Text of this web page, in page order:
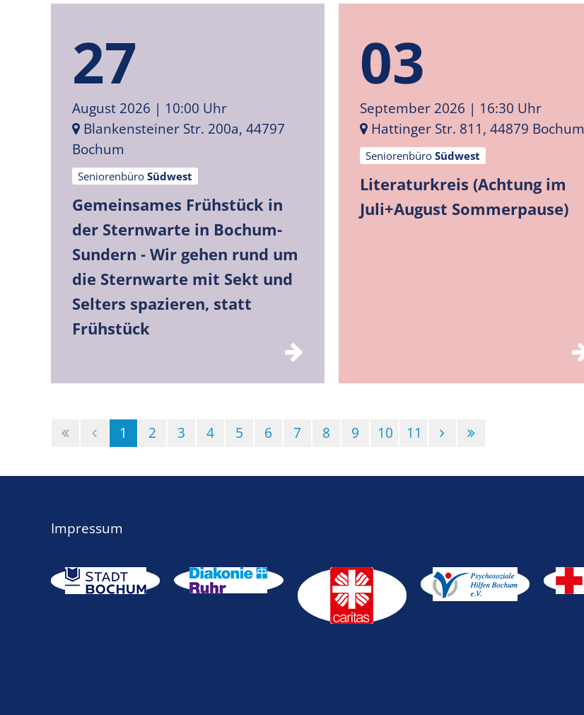
27
August 2026 | 10:00 Uhr
Blankensteiner Str. 200a, 44797
Bochum
Seniorenbüro Südwest
Gemeinsames Frühstück in
der Sternwarte in Bochum-
Sundern - Wir gehen rund um
die Sternwarte mit Sekt und
Selters spazieren, statt
Frühstück
03
September 2026 | 16:30 Uhr
Hattinger Str. 811, 44879 Bochum
Seniorenbüro Südwest
Literaturkreis (Achtung im
Juli+August Sommerpause)
1 (Standort)
2 3 4 5 6 7 8 9 10 11
Impressum